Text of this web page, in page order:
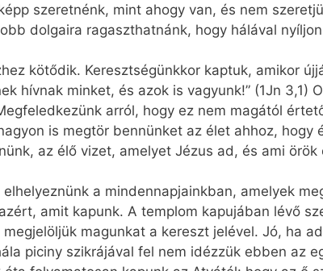
szeretnénk, mint ahogy van, és nem
dolgaira ragaszthatnánk, hogy hálával
kötődik. Keresztségünkkor kaptuk, amikor
hívnak minket, és azok is vagyunk!” (1Jn 3,1)
arról, hogy ez nem magától
is megtör bennünket az élet ahhoz, hogy
az élő vizet, amelyet Jézus ad, és ami örök
a mindennapjainkban, amelyek
amit kapunk. A templom kapujában lévő
magunkat a kereszt jelével. Jó, ha
piciny szikrájával fel nem idézzük ebben az